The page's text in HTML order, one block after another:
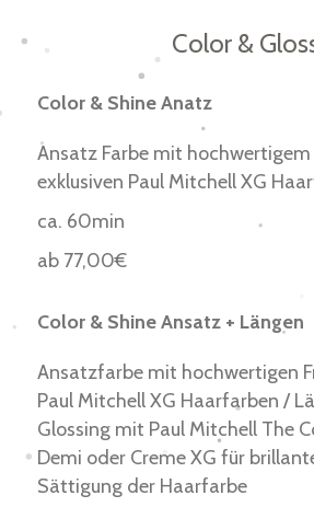
Color &
Color & Shine Anatz
Ansatz Farbe mit hochwertigem
exklusiven Paul Mitchell XG
ca. 60min
ab 77,00€
Color & Shine Ansatz + Längen
Ansatzfarbe mit hochwertigen
Paul Mitchell XG Haarfarben /
Glossing mit Paul Mitchell The
Demi oder Creme XG für
Sättigung der Haarfarbe